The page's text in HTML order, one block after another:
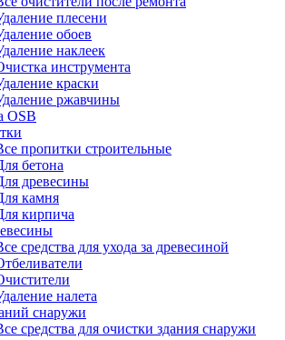
плесени
обоев
наклеек
инструмента
краски
ржавчины
OSB
пропитки строительные
бетона
древесины
камня
кирпича
средства для ухода за древесиной
налета
снаружи
средства для очистки здания снаружи